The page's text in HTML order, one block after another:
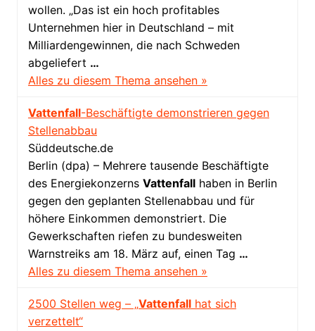
wollen. „Das ist ein hoch profitables
Unternehmen hier in Deutschland – mit
Milliardengewinnen, die nach Schweden
abgeliefert …
Alles zu diesem Thema ansehen »
Vattenfall-Beschäftigte demonstrieren gegen
Stellenabbau
Süddeutsche.de
Berlin (dpa) – Mehrere tausende Beschäftigte
des Energiekonzerns Vattenfallhaben in Berlin
gegen den geplanten Stellenabbau und für
höhere Einkommen demonstriert. Die
Gewerkschaften riefen zu bundesweiten
Warnstreiks am 18. März auf, einen Tag …
Alles zu diesem Thema ansehen »
2500 Stellen weg – „Vattenfallhat sich
verzettelt“